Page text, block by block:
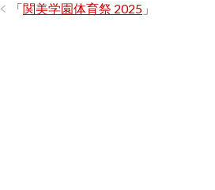
「関美学園体育祭 2025 」